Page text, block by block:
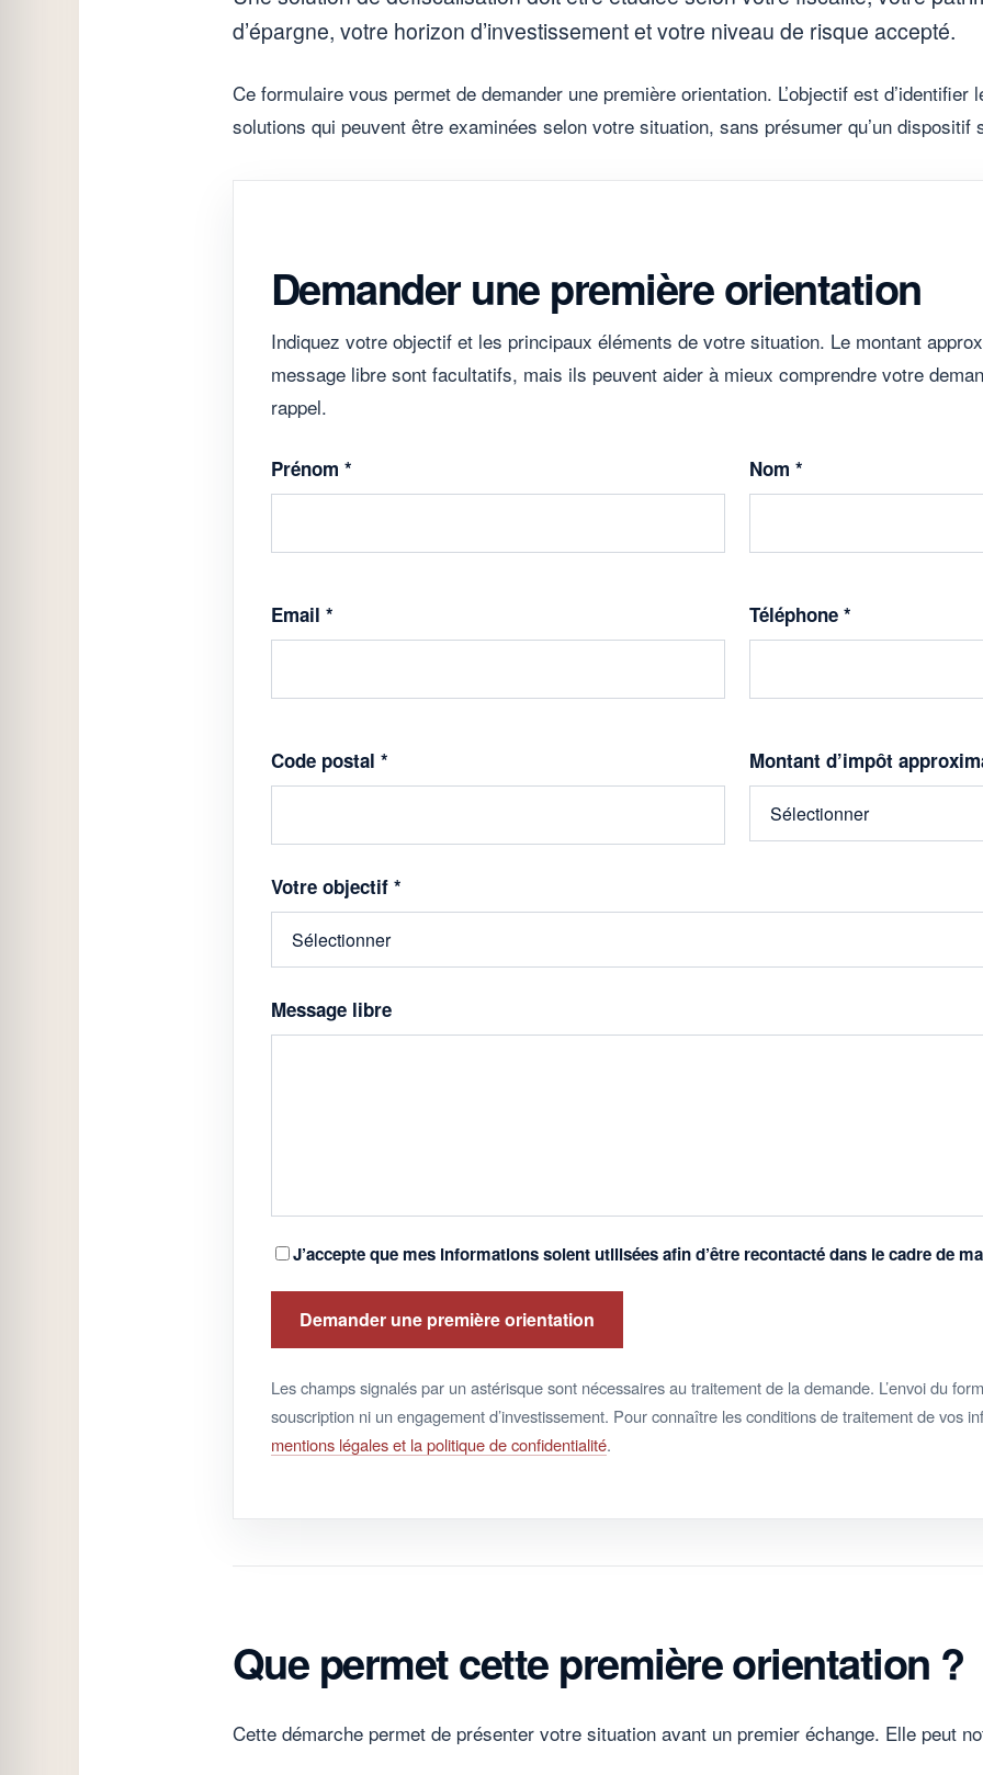
d’épargne, votre horizon d’investissement et votre niveau de risque accepté.
Ce formulaire vous permet de demander une première orientation. L’objectif est d’identifier
solutions qui peuvent être examinées selon votre situation, sans présumer qu’un dispositif
Demander une première orientation
Indiquez votre objectif et les principaux éléments de votre situation. Le montant
message libre sont facultatifs, mais ils peuvent aider à mieux comprendre votre
rappel.
Prénom * Nom *
Email * Téléphone *
Code postal * Montant d’impôt
Votre objectif *
Message libre
J’accepte que mes informations soient utilisées afin d’être recontacté dans le cadre de
Demander une première orientation
Les champs signalés par un astérisque sont nécessaires au traitement de la demande. L’envoi du
souscription ni un engagement d’investissement. Pour connaître les conditions de traitement de vos
mentions légales et la politique de confidentialité.
Que permet cette première orientation ?
Cette démarche permet de présenter votre situation avant un premier échange. Elle peut